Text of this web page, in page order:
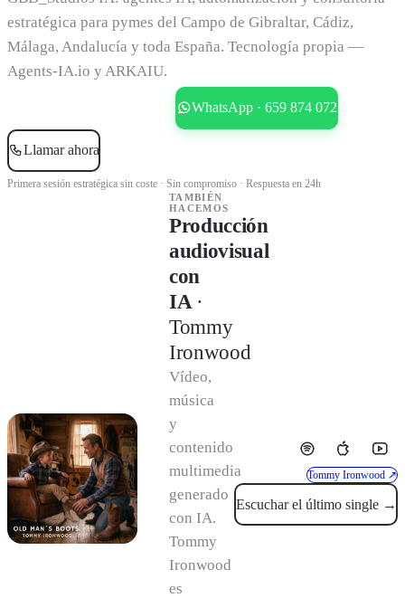
estratégica para pymes del Campo de Gibraltar, Cádiz,
Málaga, Andalucía y toda España. Tecnología propia —
Agents-IA.io y ARKAIU.
WhatsApp · 659 874 072
Llamar ahora
Primera sesión estratégica sin coste · Sin compromiso · Respuesta en 24h
TAMBIÉN
HACEMOS
Producción
audiovisual
con
IA ·
Tommy
Ironwood
Vídeo,
música
y
contenido
multimedia
generado
con IA.
Tommy
Ironwood
es
Tommy Ironwood ↗
Escuchar el último single →